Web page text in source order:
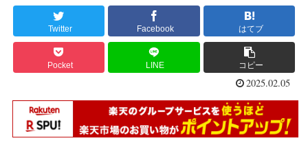
Twitter Facebook はてブ
Pocket LINE コピー
2025.02.05